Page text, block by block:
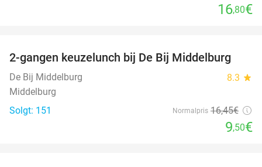
16,80€
42%
2-gangen keuzelunch bij De Bij Middelburg
De Bij Middelburg 8.3 star
Middelburg
Solgt: 151
Normalpris 16,45€
9,50€